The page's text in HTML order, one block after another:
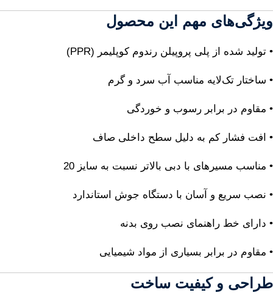
ویژگی‌های مهم این محصول
• تولید شده از پلی پروپیلن رندوم کوپلیمر (PPR)
• ساختار تک‌لایه مناسب آب سرد و گرم
• مقاوم در برابر رسوب و خوردگی
• افت فشار کم به دلیل سطح داخلی صاف
• مناسب مسیرهای با دبی بالاتر نسبت به سایز 20
• نصب سریع و آسان با دستگاه جوش استاندارد
• دارای خط راهنمای نصب روی بدنه
• مقاوم در برابر بسیاری از مواد شیمیایی
طراحی و کیفیت ساخت